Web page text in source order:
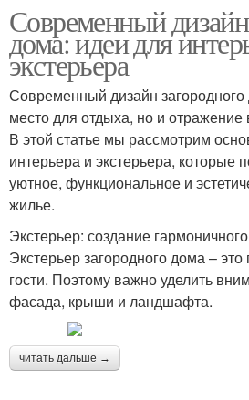
Современный дизайн
дома: идеи для
экстерьера
Современный дизайн загородного
место для отдыха, но и отражение
В этой статье мы рассмотрим
интерьера и экстерьера, которые
уютное, функциональное и
жилье.
Экстерьер: создание
Экстерьер загородного дома –
гости. Поэтому важно уделить
фасада, крыши и ландшафта.
читать дальше →